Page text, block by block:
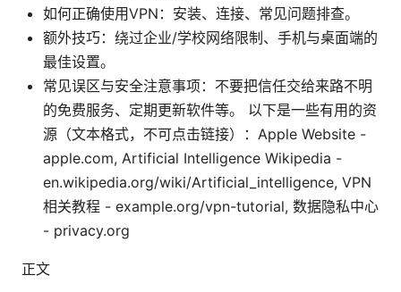
如何正确使用VPN：安装、连接、常见问题排查。
额外技巧：绕过企业/学校网络限制、手机与桌面端的
最佳设置。
常见误区与安全注意事项：不要把信任交给来路不明
的免费服务、定期更新软件等。 以下是一些有用的资
源（文本格式，不可点击链接）：Apple Website -
apple.com, Artificial Intelligence Wikipedia -
en.wikipedia.org/wiki/Artificial_intelligence, VPN
相关教程 - example.org/vpn-tutorial, 数据隐私中心
- privacy.org
正文